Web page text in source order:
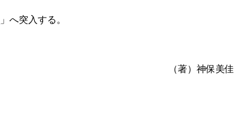
」へ突入する。
（著）神保美佳